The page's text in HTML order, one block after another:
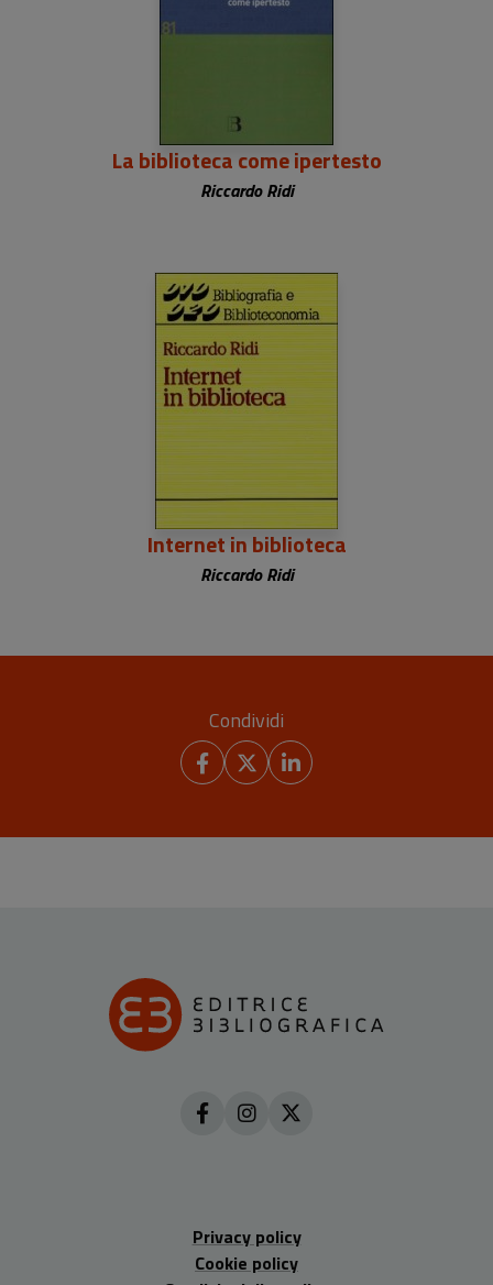
La biblioteca come ipertesto
Riccardo Ridi
Internet in biblioteca
Riccardo Ridi
Condividi
Privacy policy
Cookie policy